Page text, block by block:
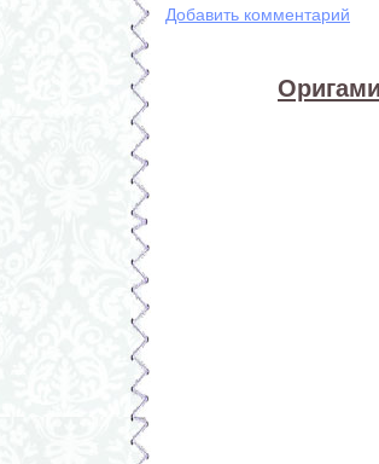
Добавить комментарий